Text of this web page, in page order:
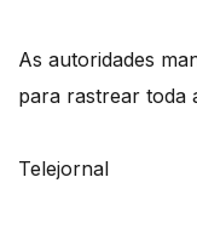
As autoridades
para rastrear toda
Telejornal